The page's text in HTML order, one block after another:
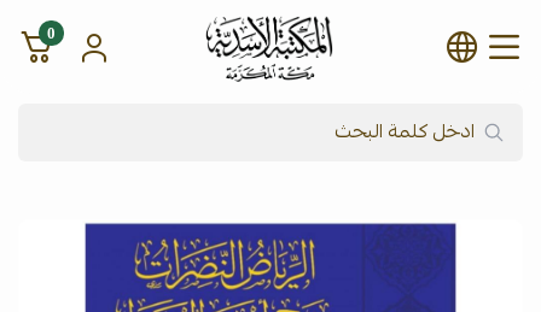
شركة المكتبة الأسدية للنشر
0